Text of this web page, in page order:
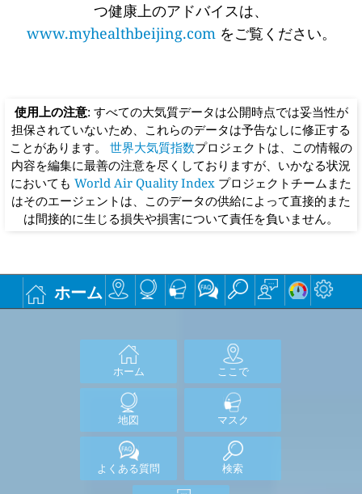
つ健康上のアドバイスは、
www.myhealthbeijing.com をご覧ください。
使用上の注意: すべての大気質データは公開時点では妥当性が
担保されていないため、これらのデータは予告なしに修正する
ことがあります。 世界大気質指数プロジェクトは、この情報の
内容を編集に最善の注意を尽くしておりますが、いかなる状況
においても World Air Quality Index プロジェクトチームまた
はそのエージェントは、このデータの供給によって直接的また
は間接的に生じる損失や損害について責任を負いません。
ホーム
ホーム ここで
地図 マスク
よくある質問 検索